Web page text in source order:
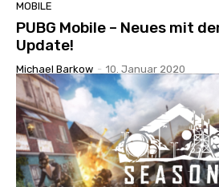
MOBILE
PUBG Mobile – Neues mit
Update!
Michael Barkow - 10. Januar 2020